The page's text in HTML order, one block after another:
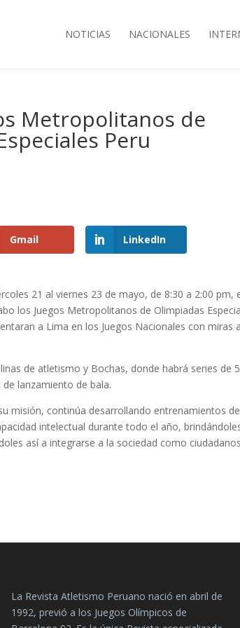
NOTICIAS NACIONALES
Metropolitanos de
Peru
Gmail LinkedIn
21 al viernes 23 de mayo, de 8:30 a 2:00 pm,
los Juegos Metropolitanos de Olimpiadas
a Lima en los Juegos Nacionales con miras
de atletismo y Bochas, donde habrá series de
lanzamiento de bala.
misión, continúa desarrollando entrenamientos
intelectual durante todo el año,
así a integrarse a la sociedad como
La Revista Atletismo Peruano nació en abril de
1992, previó a los Juegos Olímpicos de